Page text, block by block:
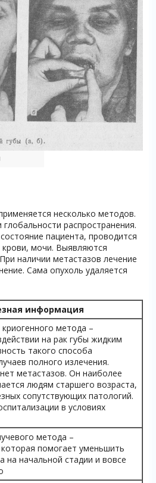
несколько методов.
распространения.
пациента, проводится
мочи. Выявляются
наличии метастазов лечение
Сама опухоль удаляется
информация
метода –
на рак губы жидким
такого способа
полного излечения.
метастазов. Он наиболее
людям старшего возраста,
сопутствующих патологий.
в условиях
метода –
помогает уменьшить
на начальной стадии и вовсе